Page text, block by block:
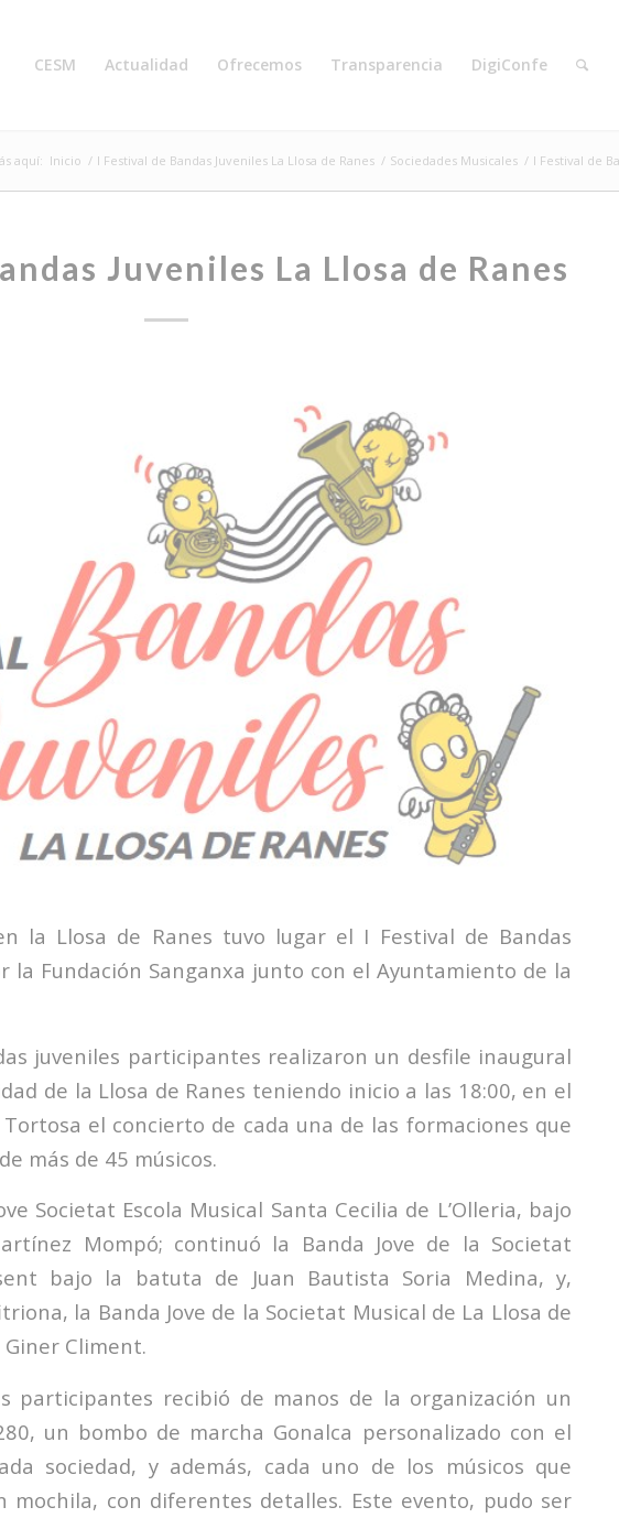
CESM Actualidad Ofrecemos Transparencia DigiConfe
aquí: Inicio / I Festival de Bandas Juveniles La Llosa de Ranes / Sociedades Musicales / I Festival de
Juveniles La Llosa de Ranes
la Llosa de Ranes tuvo lugar el I Festival de Bandas
la Fundación Sanganxa junto con el Ayuntamiento de la
juveniles participantes realizaron un desfile inaugural
de la Llosa de Ranes teniendo inicio a las 18:00, en el
el concierto de cada una de las formaciones que
más de 45 músicos.
Societat Escola Musical Santa Cecilia de L’Olleria, bajo
Mompó; continuó la Banda Jove de la Societat
bajo la batuta de Juan Bautista Soria Medina, y,
la Banda Jove de la Societat Musical de La Llosa de
Climent.
participantes recibió de manos de la organización un
un bombo de marcha Gonalca personalizado con el
sociedad, y además, cada uno de los músicos que
mochila, con diferentes detalles. Este evento, pudo ser